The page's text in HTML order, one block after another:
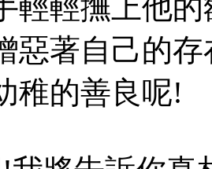
輕輕撫上他
惡著自己的
稚的善良呢!